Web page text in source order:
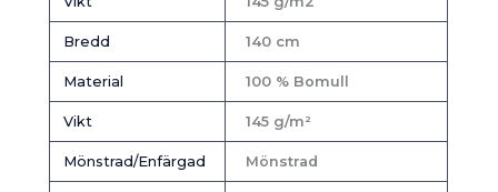
Bredd 140 cm
Material 100 % Bomull
Vikt 145 g/m²
Mönstrad/Enfärgad Mönstrad